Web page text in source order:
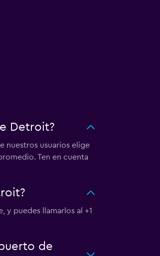
Detroit?
nuestros usuarios elige
Ten en cuenta
y puedes llamarlos al +1
de